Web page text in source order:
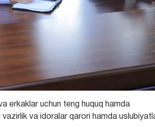
erkaklar uchun teng huquq hamda
va idoralar qarori hamda